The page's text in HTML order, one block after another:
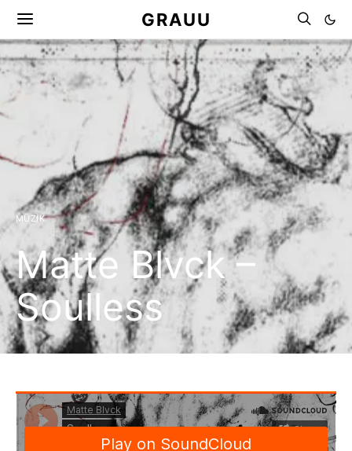
GRAUU
MÜZIK
Matte Blvck –
Soulless